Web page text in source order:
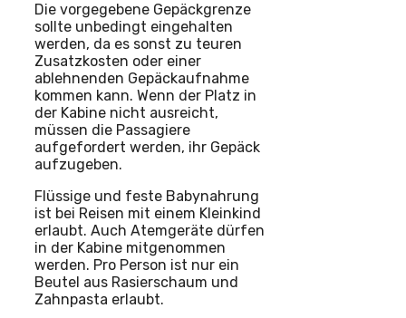
Die vorgegebene Gepäckgrenze
sollte unbedingt eingehalten
werden, da es sonst zu teuren
Zusatzkosten oder einer
ablehnenden Gepäckaufnahme
kommen kann. Wenn der Platz in
der Kabine nicht ausreicht,
müssen die Passagiere
aufgefordert werden, ihr Gepäck
aufzugeben.
Flüssige und feste Babynahrung
ist bei Reisen mit einem Kleinkind
erlaubt. Auch Atemgeräte dürfen
in der Kabine mitgenommen
werden. Pro Person ist nur ein
Beutel aus Rasierschaum und
Zahnpasta erlaubt.